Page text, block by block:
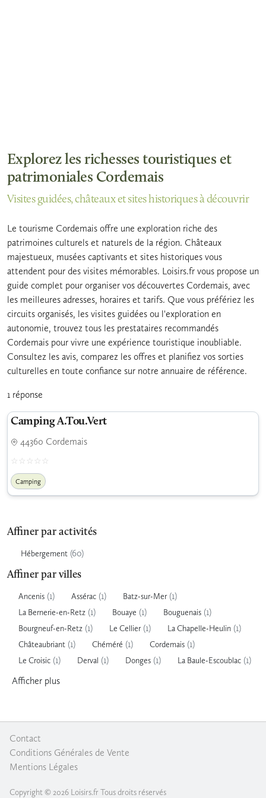
Affiner par activités
Hébergement (60)
Affiner par villes
Ancenis (1) Assérac (1) Batz-sur-Mer(1)
La Bernerie-en-Retz (1) Bouaye (1) Bouguenais (1)
Bourgneuf-en-Retz (1) Le Cellier(1) La Chapelle-Heulin (1)
Châteaubriant (1) Chéméré (1) Cordemais (1)
Le Croisic (1) Derval (1) Donges (1) La Baule-Escoublac (1)
Afficher plus
Explorez les richesses touristiques et
patrimoniales Cordemais
Visites guidées, châteaux et sites historiques à découvrir
Le tourisme Cordemais offre une exploration riche des
patrimoines culturels et naturels de la région. Châteaux
majestueux, musées captivants et sites historiques vous
attendent pour des visites mémorables. Loisirs.fr vous propose un
guide complet pour organiser vos découvertes Cordemais, avec
les meilleures adresses, horaires et tarifs. Que vous préfériez les
circuits organisés, les visites guidées ou l'exploration en
autonomie, trouvez tous les prestataires recommandés
Cordemais pour vivre une expérience touristique inoubliable.
Consultez les avis, comparez les offres et planifiez vos sorties
culturelles en toute confiance sur notre annuaire de référence.
1 réponse
Camping A.Tou.Vert
44360 Cordemais
Camping
Contact
Conditions Générales de Vente
Mentions Légales
Copyright © 2026 Loisirs.fr Tous droits réservés